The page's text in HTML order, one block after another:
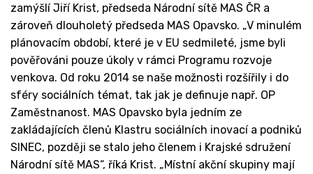
zamýšlí Jiří Krist, předseda Národní sítě MAS ČR a
zároveň dlouholetý předseda MAS Opavsko. „V minulém
plánovacím období, které je v EU sedmileté, jsme byli
pověřováni pouze úkoly v rámci Programu rozvoje
venkova. Od roku 2014 se naše možnosti rozšířily i do
sféry sociálních témat, tak jak je definuje např. OP
Zaměstnanost. MAS Opavsko byla jedním ze
zakládajících členů Klastru sociálních inovací a podniků
SINEC, později se stalo jeho členem i Krajské sdružení
Národní sítě MAS“, říká Krist. „Místní akční skupiny mají